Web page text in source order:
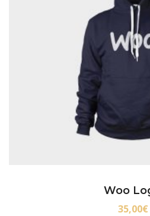
Woo
35,00€